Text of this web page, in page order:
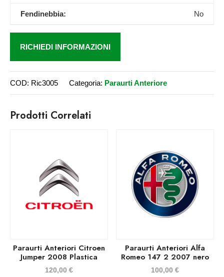
Fendinebbia: No
RICHIEDI INFORMAZIONI
COD: Ric3005 Categoria: Paraurti Anteriore
Prodotti Correlati
Paraurti Anteriori Citroen
Jumper 2008 Plastica
120,00 €
Paraurti Anteriori Alfa
Romeo 147 2 2007 nero
100,00€